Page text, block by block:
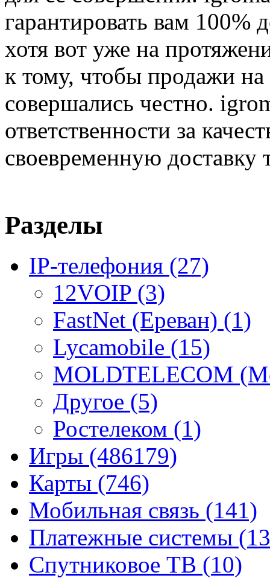
гарантировать вам 100%
хотя вот уже на
к тому, чтобы продажи
совершались честно.
ответственности за
своевременную доставку
Разделы
IP-телефония (27)
12VOIP (3)
FastNet (Ереван) (1)
Lycamobile (15)
MOLDTELECOM
Другое (5)
Ростелеком (1)
Игры (486179)
Карты (746)
Мобильная связь (141)
Платежные системы
Спутниковое ТВ (10)